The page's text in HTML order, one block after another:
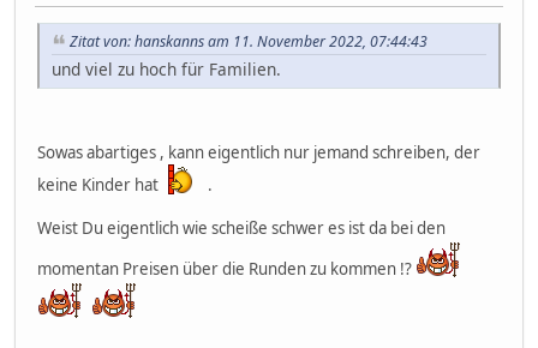
Zitat von: hanskanns am 11. November 2022, 07:44:43
und viel zu hoch für Familien.
Sowas abartiges , kann eigentlich nur jemand schreiben, der
keine Kinder hat
.
Weist Du eigentlich wie scheiße schwer es ist da bei den
momentan Preisen über die Runden zu kommen !?